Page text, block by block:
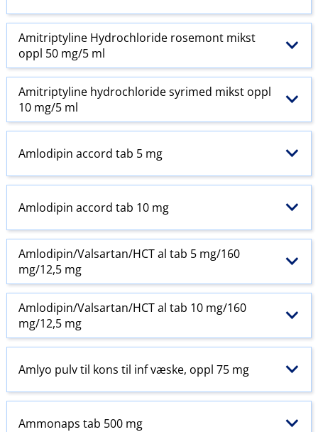
Amitriptyline Hydrochloride rosemont mikst
oppl 50 mg/5 ml
Amitriptyline hydrochloride syrimed mikst oppl
10 mg/5 ml
Amlodipin accord tab 5 mg
Amlodipin accord tab 10 mg
Amlodipin​/​Valsartan​/​HCT al tab 5 mg/160
mg/12,5 mg
Amlodipin​/​Valsartan​/​HCT al tab 10 mg/160
mg/12,5 mg
Amlyo pulv til kons til inf væske, oppl 75 mg
Ammonaps tab 500 mg